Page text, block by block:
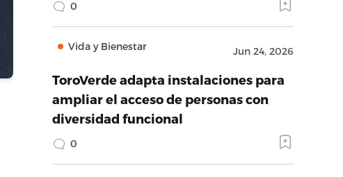
0
Vida y Bienestar Jun 24, 2026
ToroVerde adapta instalaciones para
ampliar el acceso de personas con
diversidad funcional
0